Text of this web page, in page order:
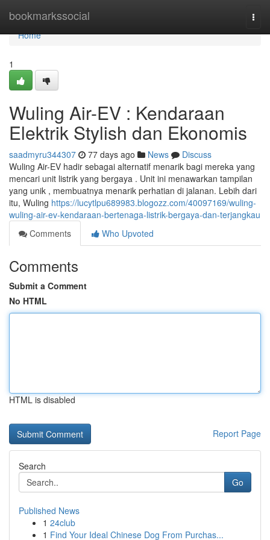
bookmarkssocial
Home
Home
1
Wuling Air-EV : Kendaraan
Elektrik Stylish dan Ekonomis
saadmyru344307 77 days ago News
Discuss
Wuling Air-EV hadir sebagai alternatif menarik bagi mereka yang
mencari unit listrik yang bergaya . Unit ini menawarkan tampilan
yang unik , membuatnya menarik perhatian di jalanan. Lebih dari
itu, Wuling https://lucytlpu689983.blogozz.com/40097169/wuling-
wuling-air-ev-kendaraan-bertenaga-listrik-bergaya-dan-terjangkau
Comments
Who Upvoted
Comments
Submit a Comment
No HTML
HTML is disabled
Report Page
Search
Go
Published News
1 24club
1 Find Your Ideal Chinese Dog From Purchas...